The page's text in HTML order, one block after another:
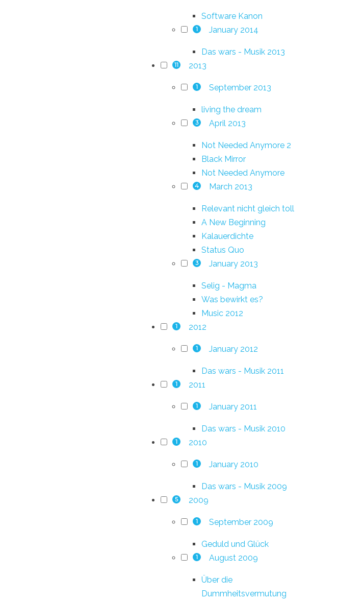
Software Kanon
1 January 2014
Das wars - Musik 2013
11 2013
1 September 2013
living the dream
3 April 2013
Not Needed Anymore 2
Black Mirror
Not Needed Anymore
4 March 2013
Relevant nicht gleich toll
A New Beginning
Kalauerdichte
Status Quo
3 January 2013
Selig - Magma
Was bewirkt es?
Music 2012
1 2012
1 January 2012
Das wars - Musik 2011
1 2011
1 January 2011
Das wars - Musik 2010
1 2010
1 January 2010
Das wars - Musik 2009
5 2009
1 September 2009
Geduld und Glück
1 August 2009
Über die
Dummheitsvermutung